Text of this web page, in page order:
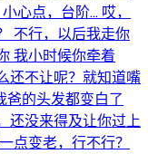
心点，台阶... 哎，
不行，以后我走你
我小时候你牵着
还不让呢？就知道嘴
爸的头发都变白了
还没来得及让你过上
点变老，行不行？